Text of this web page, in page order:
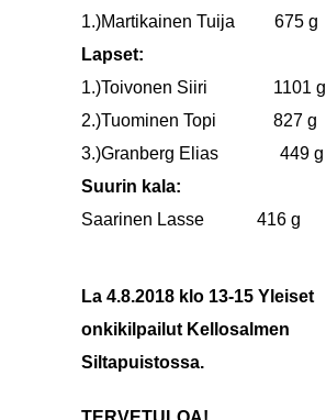
1.)Martikainen Tuija 675 g
Lapset:
1.)Toivonen Siiri 1101 g
2.)Tuominen Topi 827 g
3.)Granberg Elias 449 g
Suurin kala:
Saarinen Lasse 416 g
La 4.8.2018 klo 13-15 Yleiset
onkikilpailut Kellosalmen
Siltapuistossa.